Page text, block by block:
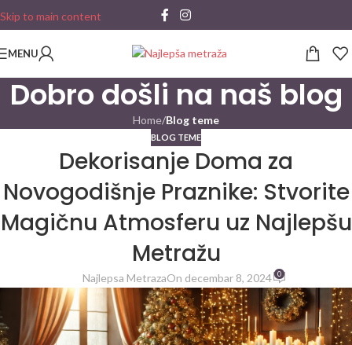
Skip to main content
MENU
Dobro došli na naš blog
Home/Blog teme
BLOG TEME
Dekorisanje Doma za
Novogodišnje Praznike: Stvorite
Magičnu Atmosferu uz Najlepšu
Metražu
Najlepsa MetrazaOn decembar 8, 2024 0